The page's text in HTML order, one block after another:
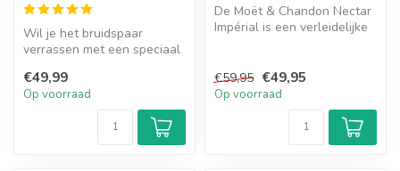
Wil je het bruidspaar
verrassen met een speciaal
huwelijkscadeau?...
€49,99
Op voorraad
De Moët & Chandon Nectar
Impérial is een verleidelijke
€59,95 €49,95
Op voorraad